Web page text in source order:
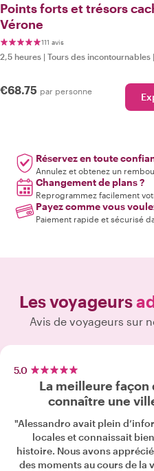
Points forts et trésors
Vérone
111 avis
2,5 heures | Tours des incontournables |
€68.75 par personne
Réservez en toute
Annulez et obtenez un
Changement de plans ?
Reprogrammez facilement
Payez comme vous
Paiement rapide et sécurisé
Les voyageurs
Avis de voyageurs sur
5.0
La meilleure façon
connaître une
"Alessandro avait plein
locales et connaissait
histoire. Nous avons apprécié chacun
des moments au cours de la